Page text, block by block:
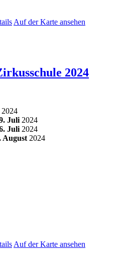
Auf der Karte ansehen
2024
2024
Juli 2024
Juli 2024
August 2024
Auf der Karte ansehen